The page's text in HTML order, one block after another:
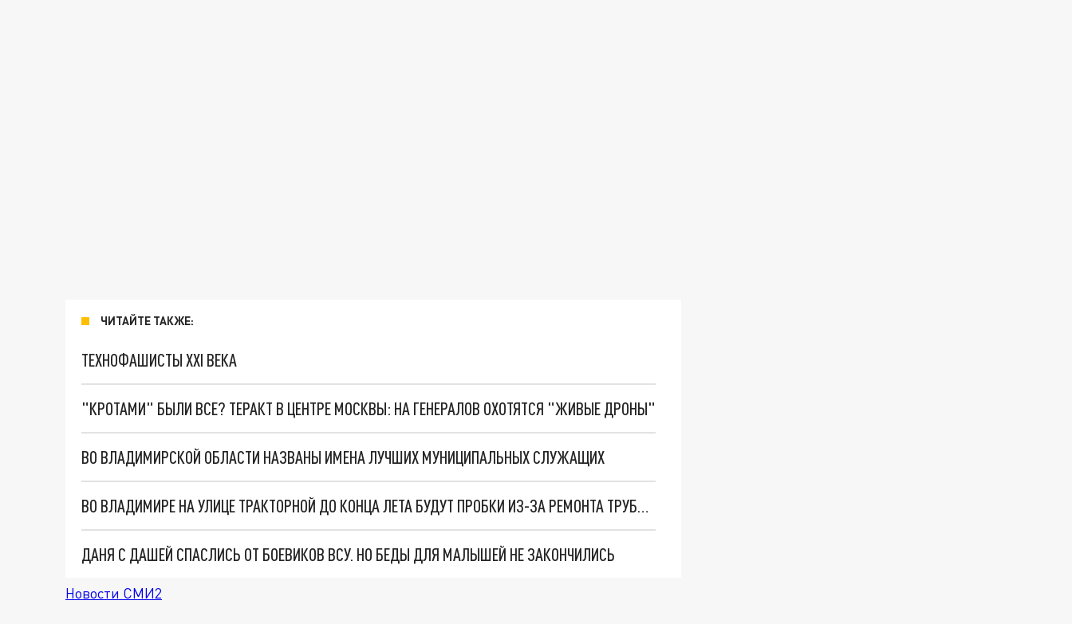
ЧИТАЙТЕ ТАКЖЕ:
ТЕХНОФАШИСТЫ XXI ВЕКА
"КРОТАМИ" БЫЛИ ВСЕ? ТЕРАКТ В ЦЕНТРЕ МОСКВЫ: НА ГЕНЕРАЛОВ ОХОТЯТСЯ "ЖИВЫЕ ДРОНЫ"
ВО ВЛАДИМИРСКОЙ ОБЛАСТИ НАЗВАНЫ ИМЕНА ЛУЧШИХ МУНИЦИПАЛЬНЫХ СЛУЖАЩИХ
ВО ВЛАДИМИРЕ НА УЛИЦЕ ТРАКТОРНОЙ ДО КОНЦА ЛЕТА БУДУТ ПРОБКИ ИЗ-ЗА РЕМОНТА ТРУБОПРОВОДА
ДАНЯ С ДАШЕЙ СПАСЛИСЬ ОТ БОЕВИКОВ ВСУ. НО БЕДЫ ДЛЯ МАЛЫШЕЙ НЕ ЗАКОНЧИЛИСЬ
Новости СМИ2